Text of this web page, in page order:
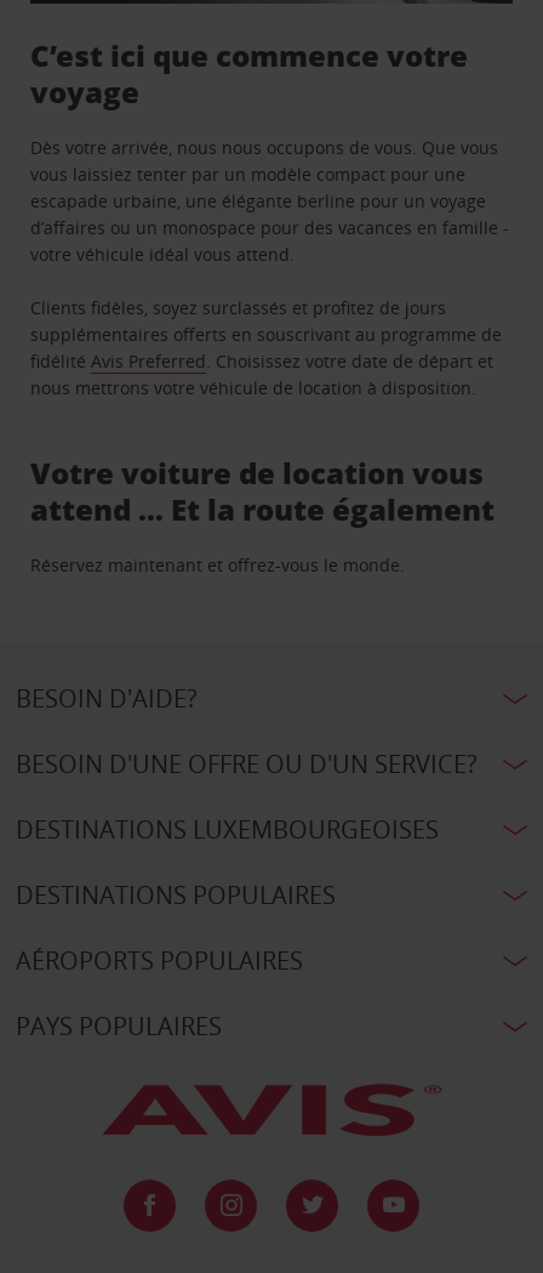
C’est ici que commence votre
voyage
Dès votre arrivée, nous nous occupons de vous. Que vous
vous laissiez tenter par un modèle compact pour une
escapade urbaine, une élégante berline pour un voyage
d’affaires ou un monospace pour des vacances en famille -
votre véhicule idéal vous attend.
Clients fidèles, soyez surclassés et profitez de jours
supplémentaires offerts en souscrivant au programme de
fidélitéAvis Preferred. Choisissez votre date de départ et
nous mettrons votre véhicule de location à disposition.
Votre voiture de location vous
attend … Et la route également
Réservez maintenant et offrez-vous le monde.
BESOIN D'AIDE?
BESOIN D'UNE OFFRE OU D'UN SERVICE?
DESTINATIONS LUXEMBOURGEOISES
DESTINATIONS POPULAIRES
AÉROPORTS POPULAIRES
PAYS POPULAIRES